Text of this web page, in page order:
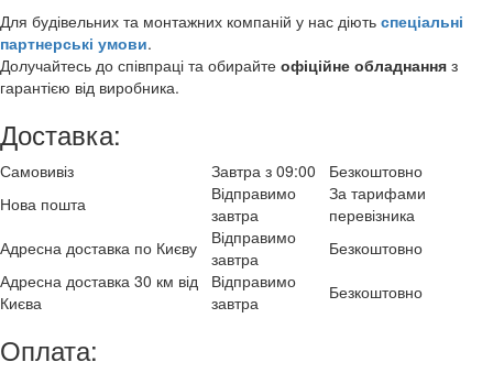
Для будівельних та монтажних компаній у нас діють спеціальні
партнерські умови.
Долучайтесь до співпраці та обирайте офіційне обладнання з
гарантією від виробника.
Доставка:
Самовивіз Завтра з 09:00
Безкоштовно
Нова пошта
Відправимо
завтра
За тарифами
перевізника
Адресна доставка по Києву
Відправимо
завтра
Безкоштовно
Адресна доставка 30 км від
Києва
Відправимо
завтра
Безкоштовно
Оплата: